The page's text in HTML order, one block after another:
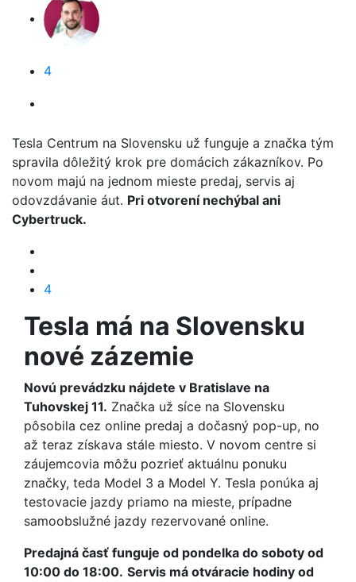
4
Tesla Centrum na Slovensku už funguje a značka tým
spravila dôležitý krok pre domácich zákazníkov. Po
novom majú na jednom mieste predaj, servis aj
odovzdávanie áut. Pri otvorení nechýbal ani
Cybertruck.
4
Tesla má na Slovensku
nové zázemie
Novú prevádzku nájdete v Bratislave na
Tuhovskej 11. Značka už síce na Slovensku
pôsobila cez online predaj a dočasný pop-up, no
až teraz získava stále miesto. V novom centre si
záujemcovia môžu pozrieť aktuálnu ponuku
značky, teda Model 3 a Model Y. Tesla ponúka aj
testovacie jazdy priamo na mieste, prípadne
samoobslužné jazdy rezervované online.
Predajná časť funguje od pondelka do soboty od
10:00 do 18:00. Servis má otváracie hodiny od